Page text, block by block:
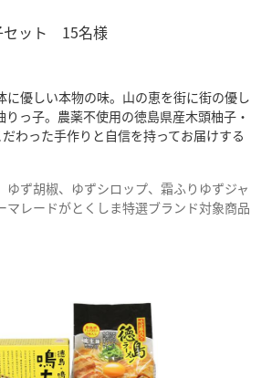
セット 15名様
に優しい本物の味。山の恵を街に街の優し
りっ子。農薬不使用の徳島県産木頭柚子・
わった手作りと自信を持ってお届けする
ゆず胡椒、ゆずシロップ、霜ふりゆずジャ
マレードがとくしま特選ブランド対象商品